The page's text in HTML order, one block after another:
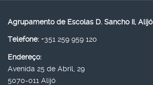
Agrupamento de Escolas D. Sancho II, Alijó
Telefone: +351 259 959 120
Endereço:
Avenida 25 de Abril, 29
5070-011 Alijó